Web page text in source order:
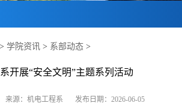
> 学院资讯 > 系部动态 >
开展“安全文明”主题系列活动
来源：机电工程系 发布日期：2026-06-05